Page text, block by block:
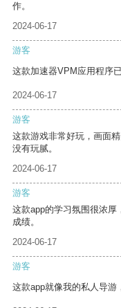
作。
2024-06-17
游客
这款加速器VPM应用程序
2024-06-17
游客
这款游戏非常好玩，画面
没有玩腻。
2024-06-17
游客
这款app的学习氛围很浓厚
成绩。
2024-06-17
游客
这款app就像我的私人导游